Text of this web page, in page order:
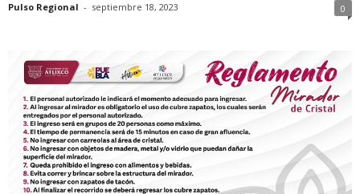
Pulso Regional - septiembre 18, 2023 0